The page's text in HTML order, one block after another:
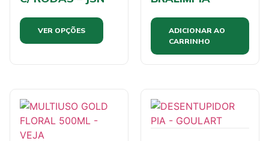
VER OPÇÕES
ADICIONAR AO
CARRINHO